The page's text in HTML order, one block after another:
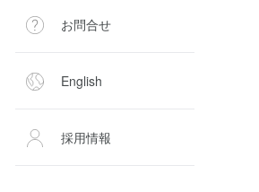
お問合せ
English
採用情報